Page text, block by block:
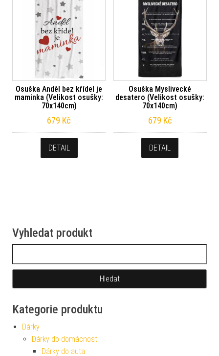
Osuška Anděl bez křídel je
maminka (Velikost osušky:
70x140cm)
679 Kč
DETAIL
Osuška Myslivecké
desatero (Velikost osušky:
70x140cm)
679 Kč
DETAIL
Vyhledat produkt
Kategorie produktu
Dárky
Dárky do domácnosti
Dárky do auta